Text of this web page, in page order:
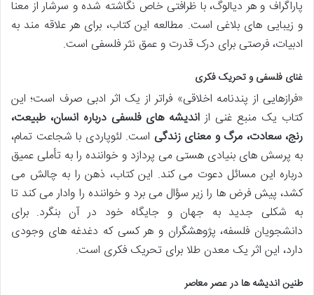
پاراگراف و هر دیالوگ، با ظرافتی خاص نگاشته شده و سرشار از معنا
و زیبایی های بلاغی است. مطالعه این کتاب، برای هر علاقه مند به
ادبیات، فرصتی برای درک قدرت و عمق نثر فلسفی است.
غنای فلسفی و تحریک فکری
«فرازهایی از پندنامه اخلاقی» فراتر از یک اثر ادبی صرف است؛ این
کتاب یک منبع غنی از اندیشه های فلسفی درباره انسان، طبیعت،
رنج، سعادت، مرگ و معنای زندگی است. لئوپاردی با شجاعت تمام،
به پرسش های بنیادی هستی می پردازد و خواننده را به تأملی عمیق
درباره این مسائل دعوت می کند. این کتاب، ذهن را به چالش می
کشد، پیش فرض ها را زیر سؤال می برد و خواننده را وادار می کند تا
به شکلی جدید به جهان و جایگاه خود در آن بنگرد. برای
دانشجویان فلسفه، پژوهشگران و هر کسی که دغدغه های وجودی
دارد، این اثر یک معدن طلا برای تحریک فکری است.
طنین اندیشه ها در عصر معاصر